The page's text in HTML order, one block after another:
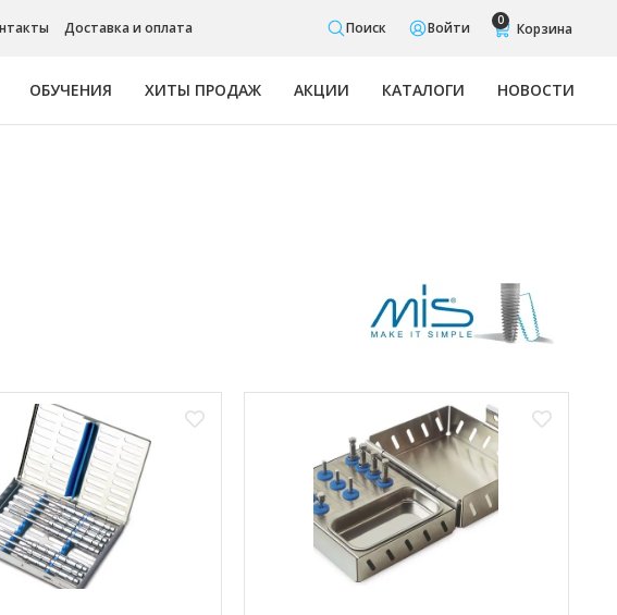
Доставка и оплата Поиск Войти 0
ОБУЧЕНИЯ ХИТЫ ПРОДАЖ АКЦИИ КАТАЛОГИ НОВОСТИ